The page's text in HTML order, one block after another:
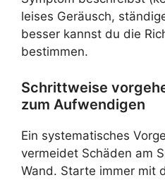
leises Geräusch,
besser kannst du die
bestimmen.
Schrittweise
zum Aufwendigen
Ein systematisches
vermeidet Schäden am
Wand. Starte immer mit